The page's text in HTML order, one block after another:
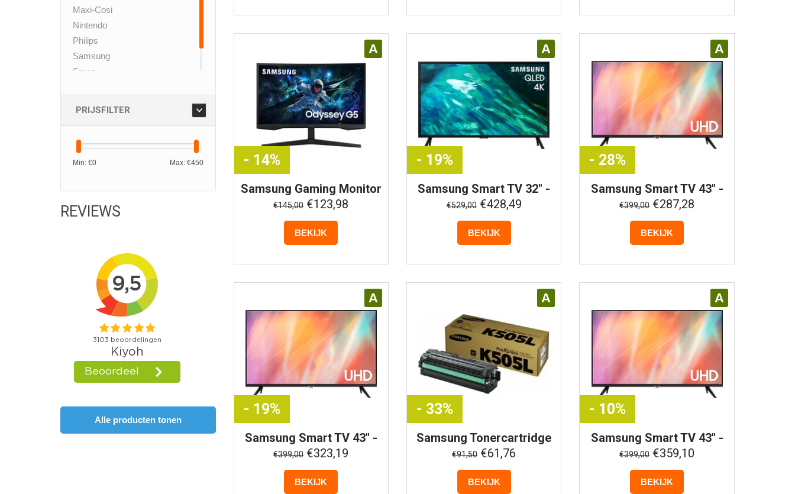
Maxi-Cosi
Nintendo
Philips
Samsung
Smeg
PRIJSFILTER
Min: €0 Max: €450
REVIEWS
Alle producten tonen
A
- 14%
Samsung Gaming Monitor
27" - Odyssey G5 - Curved
QHD - S27CG552EU
€145,00€123,98
BEKIJK
A
- 19%
Samsung Smart TV 32" -
4K QLED - QE32Q50A
€529,00€428,49
BEKIJK
A
- 28%
Samsung Smart TV 43" -
4K UHD -
UE43AU7092UXXH
(Buitenlands Model)
€399,00€287,28
BEKIJK
A
- 19%
Samsung Smart TV 43" -
4K UHD -
UE43AU7092UXXH
(Buitenlands Model)
€399,00€323,19
BEKIJK
A
- 33%
Samsung Tonercartridge
CLT-K505L - Zwart
€91,50€61,76
BEKIJK
A
- 10%
Samsung Smart TV 43" -
4K UHD -
UE43AU7092UXXH
(Buitenlands Model)
€399,00€359,10
BEKIJK